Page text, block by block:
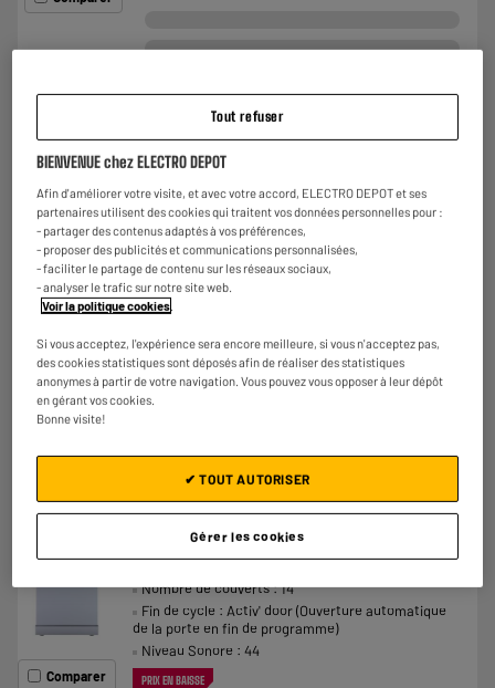
A
★★★★★
★★★★★
Comparer
Lave-vaisselle 14 couverts VALBERG 14S42 A
XAD180C
Nombre de couverts : 14
Fin de cycle : Activ' door (Ouverture automatique
de la porte en fin de programme)
Niveau Sonore : 42
379€
BY ELECTRODEPOT
C
Comparer
Lave-vaisselle 14 couverts VALBERG 14S44 C
WAD929C V2
Nombre de couverts : 14
Fin de cycle : Activ' door (Ouverture automatique
de la porte en fin de programme)
Niveau Sonore : 44
PRIX EN BAISSE
Tout refuser
BIENVENUE chez ELECTRO DEPOT
Afin d'améliorer votre visite, et avec votre accord, ELECTRO DEPOT et ses
partenaires utilisent des cookies qui traitent vos données personnelles pour :
- partager des contenus adaptés à vos préférences,
- proposer des publicités et communications personnalisées,
- faciliter le partage de contenu sur les réseaux sociaux,
- analyser le trafic sur notre site web.
Voir la politique cookies.
Si vous acceptez, l'expérience sera encore meilleure, si vous n'acceptez pas,
des cookies statistiques sont déposés afin de réaliser des statistiques
anonymes à partir de votre navigation. Vous pouvez vous opposer à leur dépôt
en gérant vos cookies.
Bonne visite!
Gérer les cookies
✔ TOUT AUTORISER